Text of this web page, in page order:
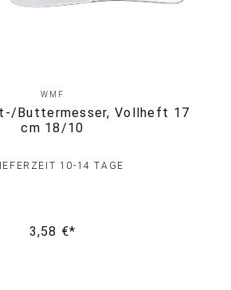
WMF
Buttermesser, Vollheft 17
cm 18/10
10-14 TAGE
3,58 €*